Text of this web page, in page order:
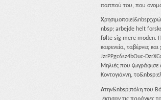
παππού του, που
Χ
nbsp; arbejde helt
følte sig mere moden.
καφενεία, ταβέρνες
JzrPPgc6sz4bOuc-
Μηλιές που
Κοντογιάννη,
Aτην&nbsp;πόλη του